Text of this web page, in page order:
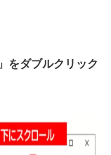
ダブルクリック